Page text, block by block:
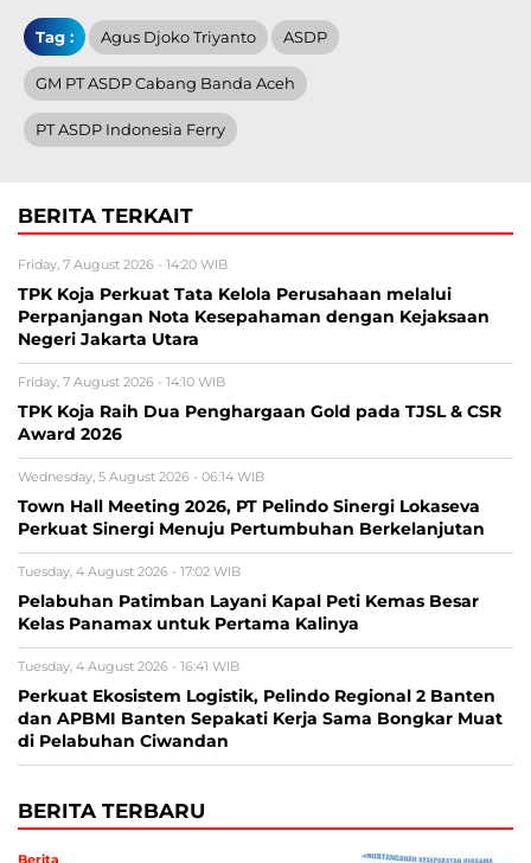
Tag : Agus Djoko Triyanto ASDP
GM PT ASDP Cabang Banda Aceh
PT ASDP Indonesia Ferry
BERITA TERKAIT
Friday, 7 August 2026 - 14:20 WIB
TPK Koja Perkuat Tata Kelola Perusahaan melalui
Perpanjangan Nota Kesepahaman dengan Kejaksaan
Negeri Jakarta Utara
Friday, 7 August 2026 - 14:10 WIB
TPK Koja Raih Dua Penghargaan Gold pada TJSL & CSR
Award 2026
Wednesday, 5 August 2026 - 06:14 WIB
Town Hall Meeting 2026, PT Pelindo Sinergi Lokaseva
Perkuat Sinergi Menuju Pertumbuhan Berkelanjutan
Tuesday, 4 August 2026 - 17:02 WIB
Pelabuhan Patimban Layani Kapal Peti Kemas Besar
Kelas Panamax untuk Pertama Kalinya
Tuesday, 4 August 2026 - 16:41 WIB
Perkuat Ekosistem Logistik, Pelindo Regional 2 Banten
dan APBMI Banten Sepakati Kerja Sama Bongkar Muat
di Pelabuhan Ciwandan
BERITA TERBARU